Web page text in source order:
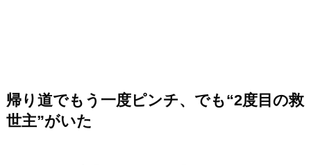
帰り道でもう一度ピンチ、でも“2度目の救
世主”がいた